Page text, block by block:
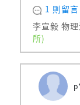
1 則留言
李宣毅 物
所)